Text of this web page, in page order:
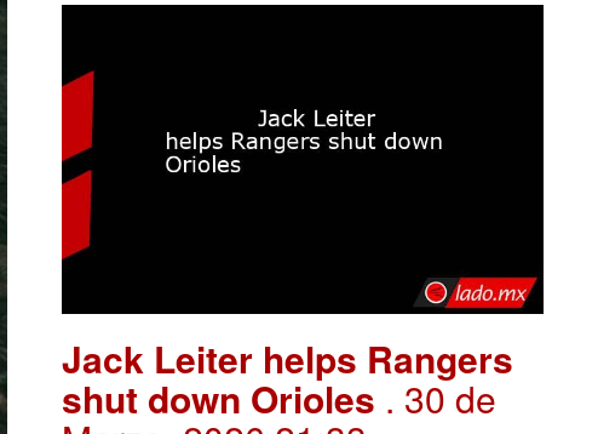
Jack Leiter helps Rangers
shut down Orioles . 30 de